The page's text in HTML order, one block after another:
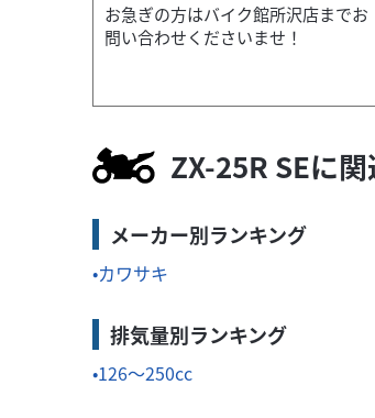
GrassTracker BIGBOY
29
お急ぎの方はバイク館所沢店までお
問い合わせくださいませ！
ZX-25R SEに
メーカー別ランキング
カワサキ
排気量別ランキング
126～250cc